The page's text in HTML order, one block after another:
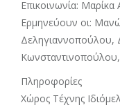
Επικοινωνία:
Ερμηνεύουν οι:
Δεληγιαννοπούλου,
Πληροφορίες
Χώρος Τέχνης